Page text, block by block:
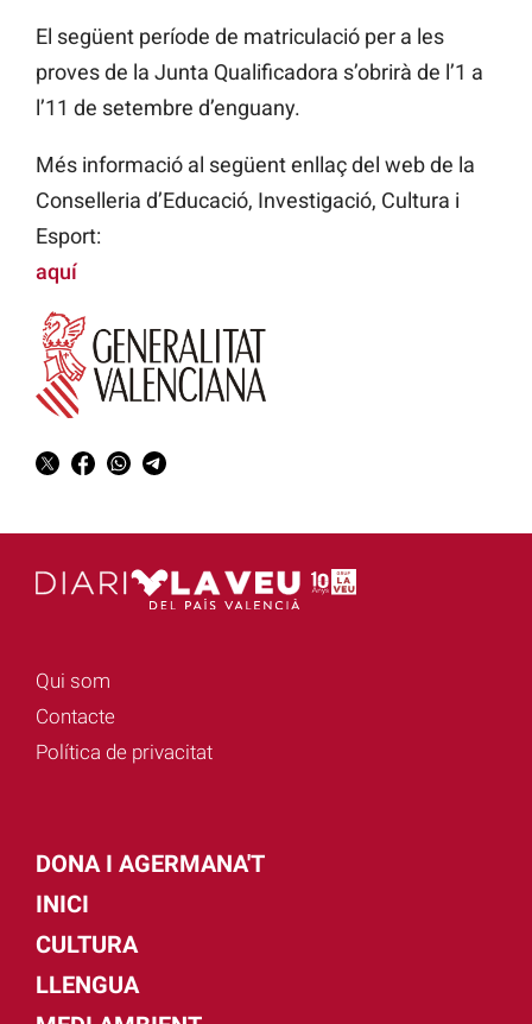
El següent període de matriculació per a les
proves de la Junta Qualificadora s’obrirà de l’1 a
l’11 de setembre d’enguany.
Més informació al següent enllaç del web de la
Conselleria d’Educació, Investigació, Cultura i
Esport:
aquí
Qui som
Contacte
Política de privacitat
DONA I AGERMANA'T
INICI
CULTURA
LLENGUA